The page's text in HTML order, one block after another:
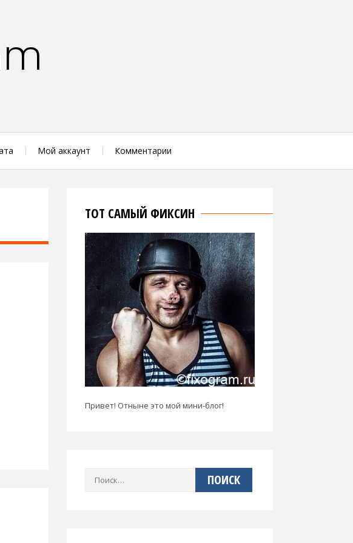
Мой аккаунт Комментарии
ТОТ САМЫЙ ФИКСИН
Привет! Отныне это мой мини-блог!
Найти: